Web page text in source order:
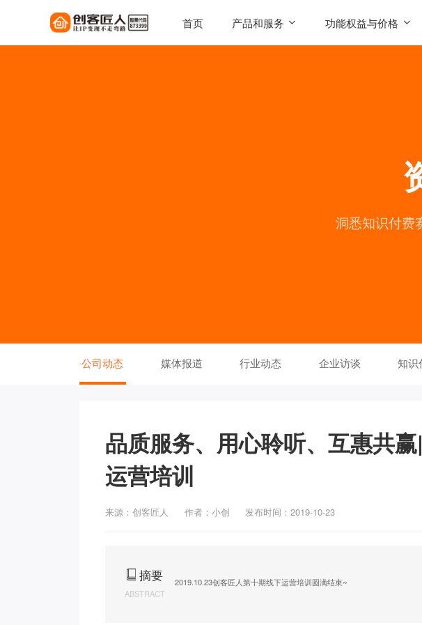
首页 产品和服务 功能权益与价格
洞悉知识付费
公司动态 媒体报道 行业动态 企业访谈 知识
品质服务、用心聆听、互惠共
运营培训
来源：创客匠人 作者：小创 发布时间：2019-10-23
摘要
ABSTRACT
2019.10.23创客匠人第十期线下运营培训圆满结束~